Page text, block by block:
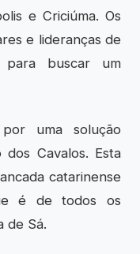
e Criciúma. Os
e lideranças de
para buscar um
uma solução
Cavalos. Esta
catarinense
é de todos os
de Sá.